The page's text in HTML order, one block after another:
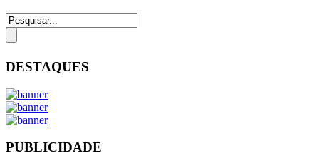
DESTAQUES
PUBLICIDADE